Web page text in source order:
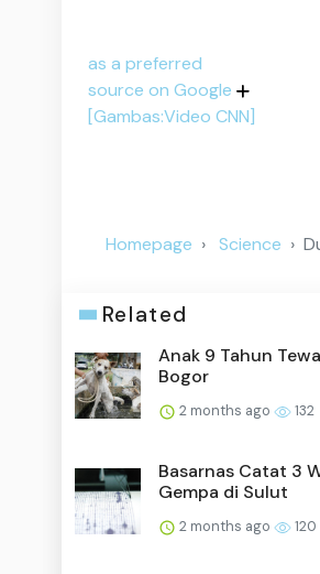
as a preferred
source on Google
[Gambas:Video CNN]
Homepage Science
Related
Anak 9 Tahun
Bogor
2 months ago 132
Basarnas Catat 3
Gempa di Sulut
2 months ago 120